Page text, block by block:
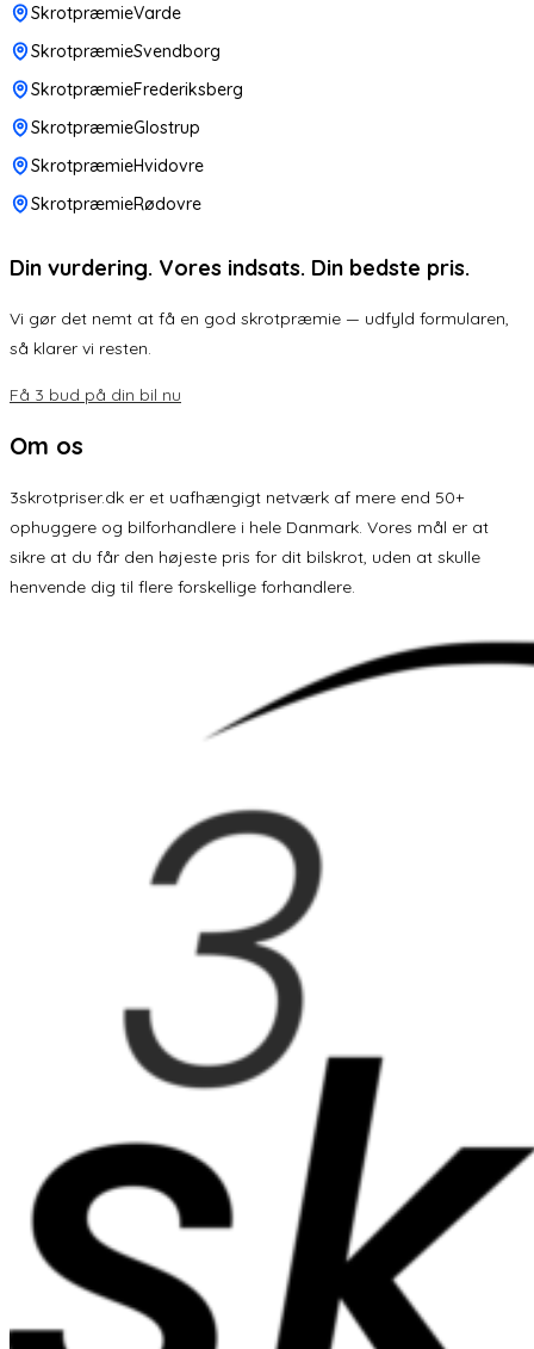
SkrotpræmieVarde
SkrotpræmieSvendborg
SkrotpræmieFrederiksberg
SkrotpræmieGlostrup
SkrotpræmieHvidovre
SkrotpræmieRødovre
Din vurdering. Vores indsats. Din bedste pris.
Vi gør det nemt at få en god skrotpræmie — udfyld formularen,
så klarer vi resten.
Få 3 bud på din bil nu
Om os
3skrotpriser.dk er et uafhængigt netværk af mere end 50+
ophuggere og bilforhandlere i hele Danmark. Vores mål er at
sikre at du får den højeste pris for dit bilskrot, uden at skulle
henvende dig til flere forskellige forhandlere.